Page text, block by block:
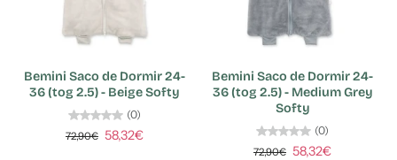
Bemini Saco de Dormir 24-
36 (tog 2.5) - Beige Softy
(0)
72,90€ 58,32€
Bemini Saco de Dormir 24-
36 (tog 2.5) - Medium Grey
Softy
(0)
72,90€ 58,32€